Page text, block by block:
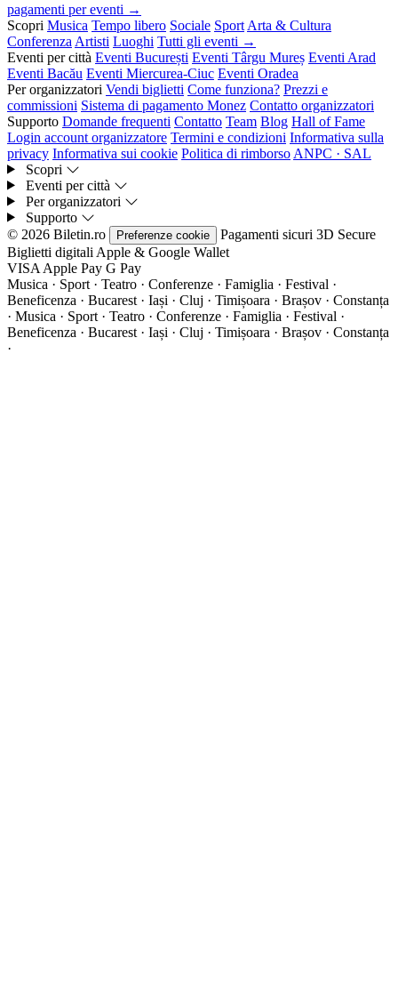
pagamenti per eventi →
Scopri Musica Tempo libero Sociale Sport Arta & Cultura
Conferenza Artisti Luoghi Tutti gli eventi →
Eventi per città Eventi București Eventi Târgu Mureș Eventi Arad
Eventi Bacău Eventi Miercurea-Ciuc Eventi Oradea
Per organizzatori Vendi biglietti Come funziona? Prezzi e
commissioni Sistema di pagamento Monez Contatto organizzatori
Supporto Domande frequenti Contatto Team Blog Hall of Fame
Login account organizzatore Termini e condizioni Informativa sulla
privacy Informativa sui cookie Politica di rimborso ANPC · SAL
Scopri
Eventi per città
Per organizzatori
Supporto
© 2026 Biletin.ro
Preferenze cookie Pagamenti sicuri 3D Secure
Biglietti digitali Apple & Google Wallet
VISA Apple Pay G Pay
Musica · Sport · Teatro · Conferenze · Famiglia · Festival ·
Beneficenza · Bucarest · Iași · Cluj · Timișoara · Brașov · Constanța
· Musica · Sport · Teatro · Conferenze · Famiglia · Festival ·
Beneficenza · Bucarest · Iași · Cluj · Timișoara · Brașov · Constanța
·